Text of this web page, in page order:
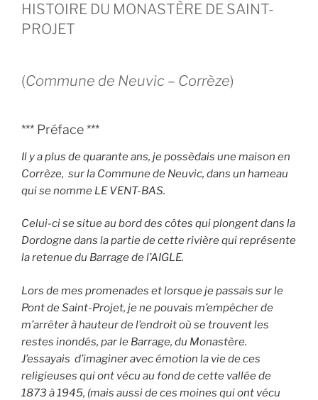
HISTOIRE DU MONASTÈRE DE SAINT-
PROJET
(Commune de Neuvic – Corrèze)
*** Préface ***
Il y a plus de quarante ans, je possèdais une maison en
Corrèze, sur la Commune de Neuvic, dans un hameau
qui se nomme LE VENT-BAS.
Celui-ci se situe au bord des côtes qui plongent dans la
Dordogne dans la partie de cette rivière qui représente
la retenue du Barrage de l’AIGLE.
Lors de mes promenades et lorsque je passais sur le
Pont de Saint-Projet, je ne pouvais m’empêcher de
m’arrêter à hauteur de l’endroit où se trouvent les
restes inondés, par le Barrage, du Monastère.
J’essayais d’imaginer avec émotion la vie de ces
religieuses qui ont vécu au fond de cette vallée de
1873 à 1945, (mais aussi de ces moines qui ont vécu